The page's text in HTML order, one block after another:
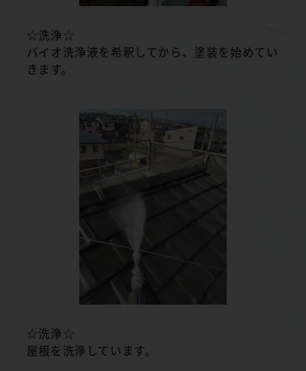
☆洗浄☆
バイオ洗浄液を希釈してから、塗装を始めてい
きます。
☆洗浄☆
屋根を洗浄しています。